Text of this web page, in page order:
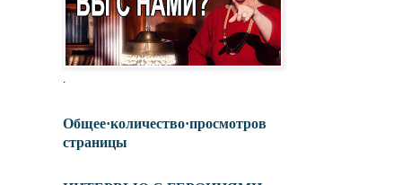
.
Общее·количество·просмотров
страницы